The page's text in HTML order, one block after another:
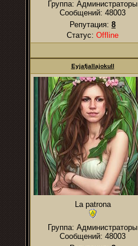
Группа: Администраторы
Сообщений: 48003
Репутация: 8
Статус: Offline
Eyjafjallajokull
La patrona
Группа: Администраторы
Сообщений: 48003